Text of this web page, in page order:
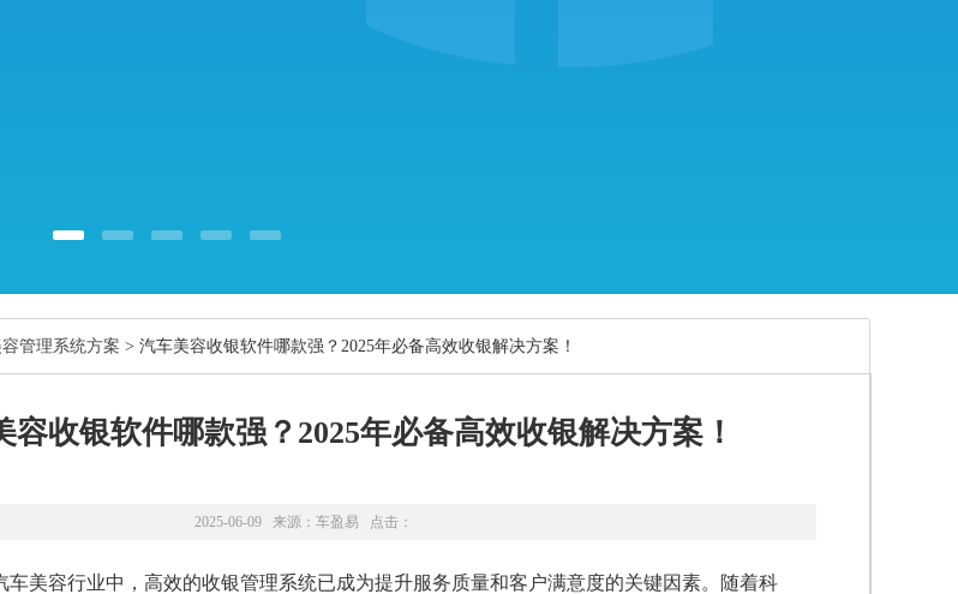
管理系统方案 > 汽车美容收银软件哪款强？2025年必备高效收银解决方案！
容收银软件哪款强？2025年必备高效收银解决方案！
2025-06-09 来源： 车盈易 点击：
车美容行业中，高效的收银管理系统已成为提升服务质量和客户满意度的关键因素。随着科